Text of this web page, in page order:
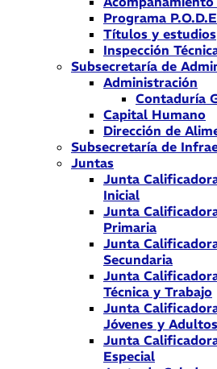
Programa
Títulos y estudios
Inspección
Subsecretaría de
Administración
Contaduría
Capital Humano
Dirección de
Subsecretaría de
Juntas
Junta
Inicial
Junta
Primaria
Junta
Secundaria
Junta
Técnica y Trabajo
Junta
Jóvenes y Adultos
Junta
Especial